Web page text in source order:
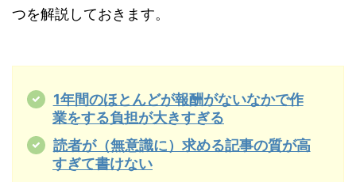
つを解説しておきます。
1年間のほとんどが報酬がないなかで作
業をする負担が大きすぎる
読者が（無意識に）求める記事の質が高
すぎて書けない